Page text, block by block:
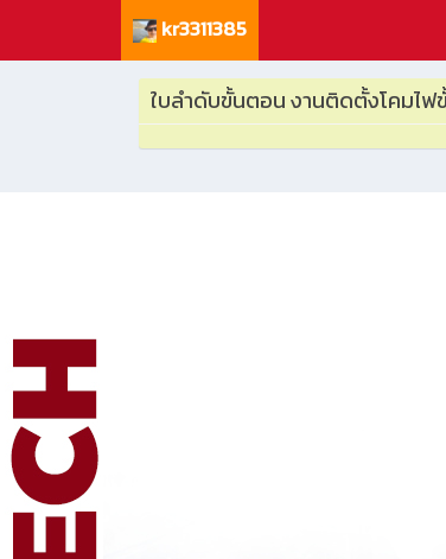
kr3311385
ใบลำดับขั้นตอน งานติดตั้งโคมไฟ